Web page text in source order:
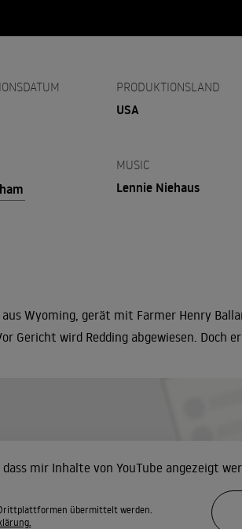
PRODUKTIONSLAND
USA
MUSIC
Lennie Niehaus
Wyoming, gerät mit Farmer Henry
Gericht wird Redding abgewiesen.
mir Inhalte von YouTube angezeigt
übermittelt werden.